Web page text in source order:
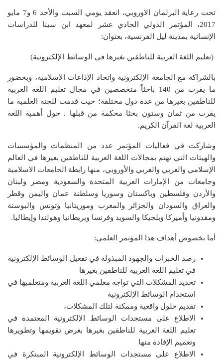
تحت رعاية البرلمان الاوروبي، انعقد يومي السبت والأحد 6 و7 مايو
2017، المؤتمر الدولي الحادي عشر لمعهد ابن سينا للدراسات
الإنسانية بمدينة ليل الفرنسية، بعنوان:
(تعليم اللغة العربية للناطقين بغيرها في الوسائط الإلكترونية)
بالشراكة مع الجامعة الإلكترونية واتحاد الإذاعات الإسلامية، وبحضور
ما يقرب من 140 باحثاً متخصصين في مجال تعليم اللغة العربية
للناطقين بغيرها من عدة دول مختلفة؛ حيث قدمت للجنة العلمية ما
يقرب من ثمان وستون بحثا محكمة من قبلها . حول أهمية اللغة
العربية لغة القرآن الكريم.
وشاركت في فعاليات المؤتمر عدد من المنظمات والمؤسسات
والهيئات التي تهتم بمجالات اللغة العربية للناطقين بغيرها في العالم
الإسلامي والعربي والغربي والأوروبي، منها رابطة الجامعات الاسلامية
وجامعات من الإمارات العربية المتحدة والسعودية ومصر ولبنان
والأردن وفلسطين وباكستان وسوريا وسلطنة عمان واليمن وقطر
والعراق والسودان والجزائر والمغرب وموريتانيا وتونس والبوسنة
ومقدونيا وأميركا وبلجيكا والسويد وفرنسا وبريطانيا وهولندا وإيطاليا.
أما بخصوص أهداف هذا المؤتمر العلمي:
رصد الخبرات والجهود المبذولة في تفعيل الوسائط الإلكترونية
في تعليم اللغة العربية للناطقين بغيرها
تحديد المشكلات التي تواجه معلمي اللغة العربية ومتعلميها في
استخدام الوسائط الإلكترونية
تقديم حلول واقعية وممكنة لتلك المشكلات،
الاطلاع على مستجدات الوسائط الإلكترونية المعتمدة في
تعليم اللغة العربية للناطقين بغيرها بغرض تقويمها وتطويرها
وتعميم الإفادة منها
الاطلاع على مستجدات الوسائط الإلكترونية المبتكرة في